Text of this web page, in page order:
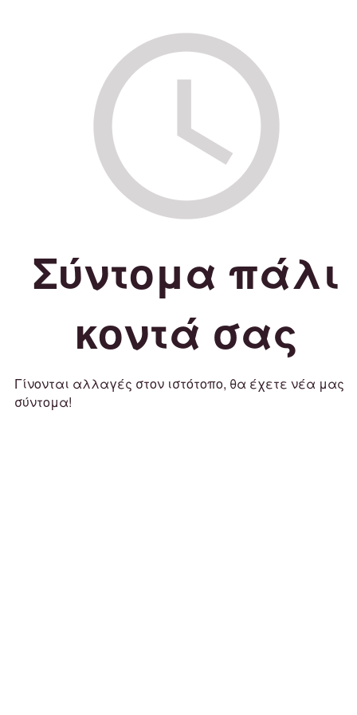
Σύντομα πάλι
κοντά σας
Γίνονται αλλαγές στον ιστότοπο, θα έχετε νέα μας
σύντομα!